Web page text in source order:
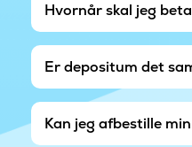
Hvornår skal jeg
Er depositum det
Kan jeg afbestille